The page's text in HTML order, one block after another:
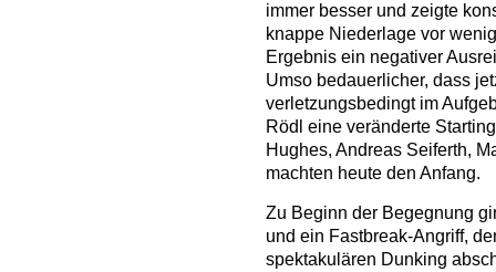
immer besser und zeigte
knappe Niederlage vor
Ergebnis ein negativer
Umso bedauerlicher, dass
verletzungsbedingt im
Rödl eine veränderte
Hughes, Andreas Seiferth,
machten heute den Anfang.
Zu Beginn der Begegnung
und ein Fastbreak-Angriff,
spektakulären Dunking